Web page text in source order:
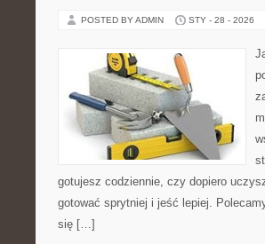
POSTED BY ADMIN STY - 28 - 2026
gotujesz codziennie, czy dopiero
gotować sprytniej i jeść lepiej.
się […]